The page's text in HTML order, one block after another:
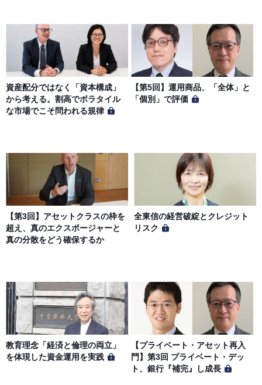
資産配分ではなく「資本構成」
から考える。割高でボラタイル
な市場でこそ問われる規律
【第5回】運用商品、「全体」と
「個別」で評価
【第3回】アセットクラスの枠を
超え、真のエクスポージャーと
真の分散をどう確保するか
全東信の経営破綻とクレジット
リスク
教育理念「経済と倫理の両立」
を体現した資金運用を実践
【プライベート・アセット再入
門】第3回 プライベート・デッ
ト、銀行『補完』し成長